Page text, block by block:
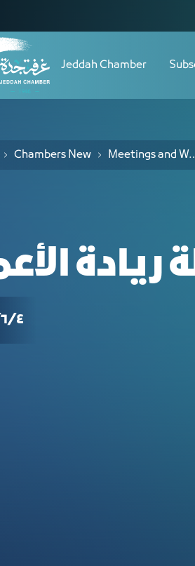
Jeddah Chamber
Chambers New Meetings
ريادة
٤‏/٦‏/٢٠٢٣